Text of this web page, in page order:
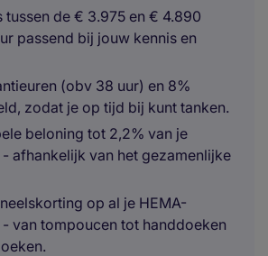
tussen de € 3.975 en € 4.890
passend bij jouw kennis en
(obv 38 uur) en 8%
zodat je op tijd bij kunt tanken.
beloning tot 2,2% van je
afhankelijk van het gezamenlijke
op al je HEMA-
van tompoucen tot handdoeken